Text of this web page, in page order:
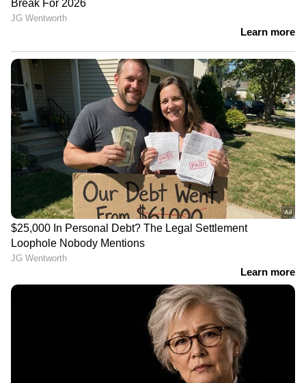
ഏഷ്യാനെറ്റ് ന്യൂസ് ലൈവ് കാണാന്‍ ഇവിടെ
ക്ലിക് ചെയ്യുക